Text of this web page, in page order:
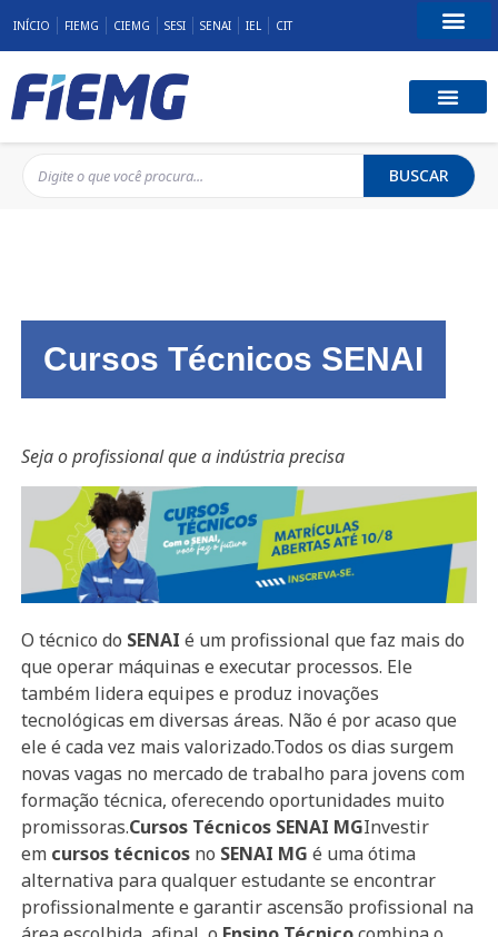
INÍCIO FIEMG CIEMG SESI SENAI IEL CIT
BUSCAR
Cursos Técnicos SENAI
Seja o profissional que a indústria precisa
O técnico do SENAI é um profissional que faz mais do
que operar máquinas e executar processos. Ele
também lidera equipes e produz inovações
tecnológicas em diversas áreas. Não é por acaso que
ele é cada vez mais valorizado.Todos os dias surgem
novas vagas no mercado de trabalho para jovens com
formação técnica, oferecendo oportunidades muito
promissoras.Cursos Técnicos SENAI MGInvestir
em cursos técnicosno SENAI MG é uma ótima
alternativa para qualquer estudante se encontrar
profissionalmente e garantir ascensão profissional na